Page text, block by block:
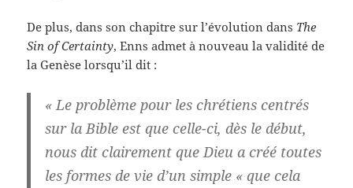
De plus, dans son chapitre sur l’évolution dans The
Sin of Certainty, Enns admet à nouveau la validité de
la Genèse lorsqu’il dit :
« Le problème pour les chrétiens centrés
sur la Bible est que celle-ci, dès le début,
nous dit clairement que Dieu a créé toutes
les formes de vie d’un simple « que cela